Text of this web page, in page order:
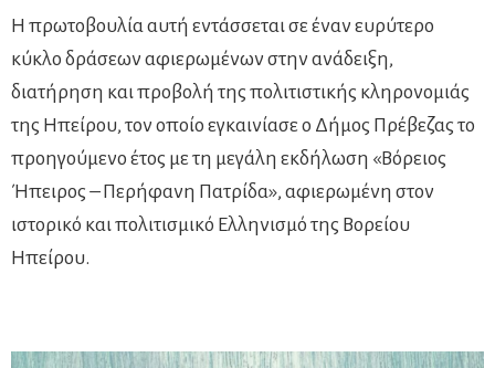
Η πρωτοβουλία αυτή εντάσσεται σε έναν ευρύτερο
κύκλο δράσεων αφιερωμένων στην ανάδειξη,
διατήρηση και προβολή της πολιτιστικής κληρονομιάς
της Ηπείρου, τον οποίο εγκαινίασε ο Δήμος Πρέβεζας το
προηγούμενο έτος με τη μεγάλη εκδήλωση «Βόρειος
Ήπειρος – Περήφανη Πατρίδα», αφιερωμένη στον
ιστορικό και πολιτισμικό Ελληνισμό της Βορείου
Ηπείρου.